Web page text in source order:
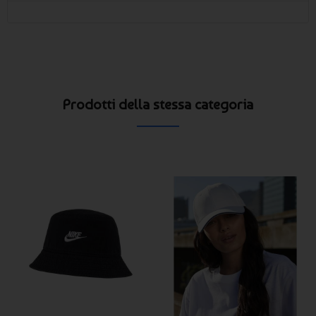
Prodotti della stessa categoria